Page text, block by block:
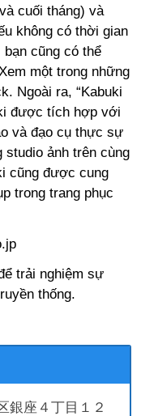
cuối tháng) và
không có thời gian
cũng có thể
một trong những
Ngoài ra, “Kabuki
được tích hợp với
và đạo cụ thực sự
ảnh trên cùng
cũng được cung
trong trang phục
trải nghiệm sự
thống.
銀座４丁目１２